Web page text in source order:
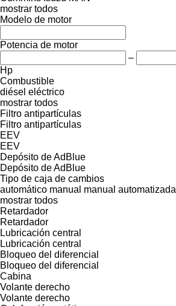
mostrar todos
Modelo de motor
Potencia de motor
–
Hp
Combustible
diésel eléctrico
mostrar todos
Filtro antipartículas
Filtro antipartículas
EEV
EEV
Depósito de AdBlue
Depósito de AdBlue
Tipo de caja de cambios
automático manual manual automatizada
mostrar todos
Retardador
Retardador
Lubricación central
Lubricación central
Bloqueo del diferencial
Bloqueo del diferencial
Cabina
Volante derecho
Volante derecho